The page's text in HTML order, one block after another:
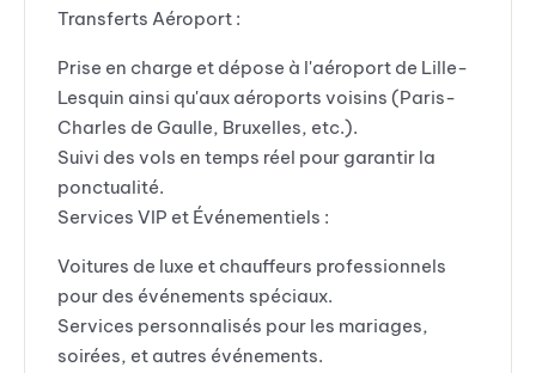
Transferts Aéroport :
Prise en charge et dépose à l'aéroport de Lille-
Lesquin ainsi qu'aux aéroports voisins (Paris-
Charles de Gaulle, Bruxelles, etc.).
Suivi des vols en temps réel pour garantir la
ponctualité.
Services VIP et Événementiels :
Voitures de luxe et chauffeurs professionnels
pour des événements spéciaux.
Services personnalisés pour les mariages,
soirées, et autres événements.